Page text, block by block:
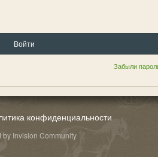
Войти
Забыли
конфиденциальности
by Invision Community